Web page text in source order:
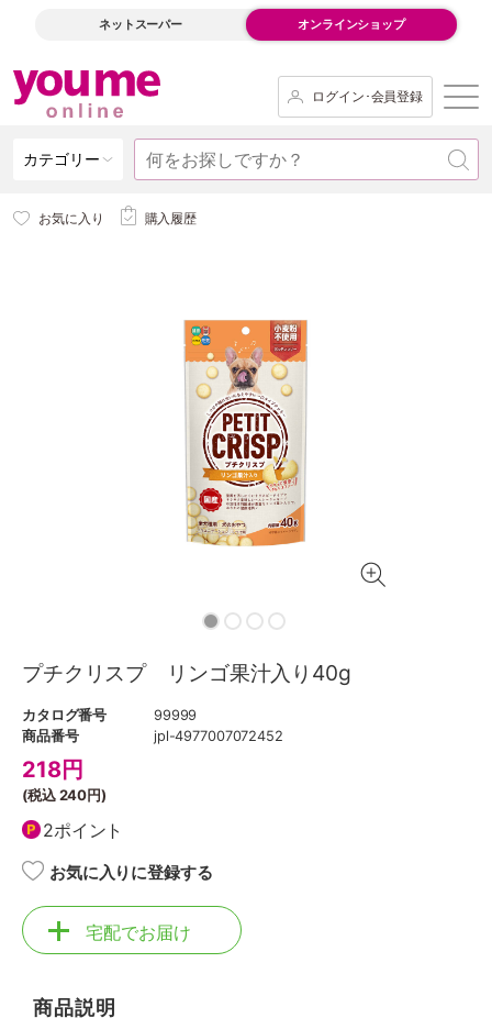
ネットスーパー オンラインショップ
ログイン･会員登録
カテゴリー
お気に入り 購入履歴
プチクリスプ リンゴ果汁入り40g
カタログ番号
99999
商品番号
jpl-4977007072452
218円
(税込240円)
2ポイント
お気に入りに登録する
宅配でお届け
商品説明